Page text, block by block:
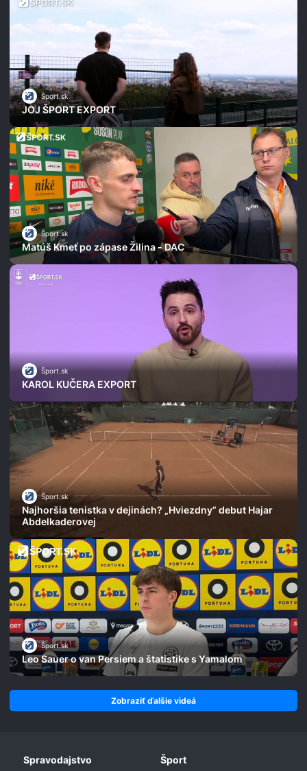
Šport.sk
JOJ ŠPORT EXPORT
Šport.sk
Matúš Kmeť po zápase Žilina - DAC
Šport.sk
KAROL KUČERA EXPORT
Šport.sk
Najhoršia tenistka v dejinách? „Hviezdny” debut Hajar
Abdelkaderovej
Šport.sk
Leo Sauer o van Persiem a štatistike s Yamalom
Zobraziť ďalšie videá
Spravodajstvo Šport